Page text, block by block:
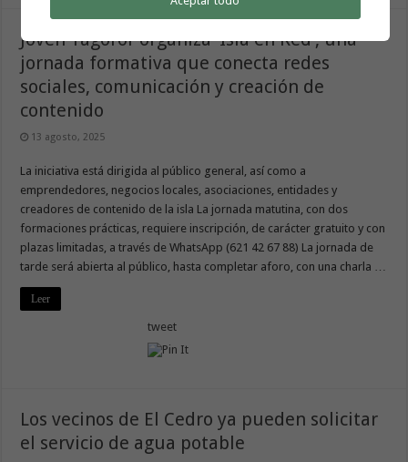
Joven Tagoror organiza ‘Isla en Red’, una
jornada formativa que conecta redes
sociales, comunicación y creación de
contenido
13 agosto, 2025
La iniciativa está dirigida al público general, así como a
emprendedores, negocios locales, asociaciones, entidades y
creadores de contenido de la isla La jornada matutina, con dos
formaciones prácticas, requiere inscripción, de carácter gratuito y con
plazas limitadas, a través de WhatsApp (621 42 67 88) La jornada de
tarde será abierta al público, hasta completar aforo, con una charla …
Leer
tweet
Los vecinos de El Cedro ya pueden solicitar
el servicio de agua potable